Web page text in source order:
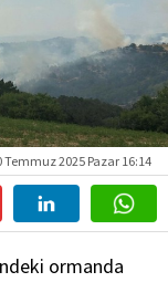
Temmuz 2025 Pazar 16:14
ormanda